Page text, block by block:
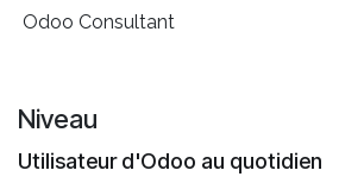
Odoo Consultant
Niveau
Utilisateur d'Odoo au quotidien